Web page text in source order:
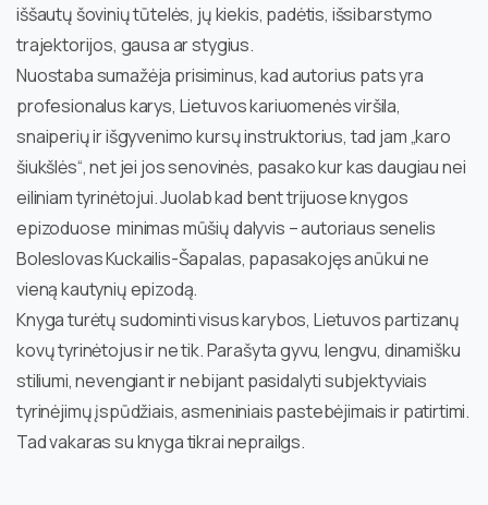
iššautų šovinių tūtelės, jų kiekis, padėtis, išsibarstymo
trajektorijos, gausa ar stygius.
Nuostaba sumažėja prisiminus, kad autorius pats yra
profesionalus karys, Lietuvos kariuomenės viršila,
snaiperių ir išgyvenimo kursų instruktorius, tad jam „karo
šiukšlės“, net jei jos senovinės, pasako kur kas daugiau nei
eiliniam tyrinėtojui. Juolab kad bent trijuose knygos
epizoduose minimas mūšių dalyvis – autoriaus senelis
Boleslovas Kuckailis-Šapalas, papasakojęs anūkui ne
vieną kautynių epizodą.
Knyga turėtų sudominti visus karybos, Lietuvos partizanų
kovų tyrinėtojus ir ne tik. Parašyta gyvu, lengvu, dinamišku
stiliumi, nevengiant ir nebijant pasidalyti subjektyviais
tyrinėjimų įspūdžiais, asmeniniais pastebėjimais ir patirtimi.
Tad vakaras su knyga tikrai neprailgs.